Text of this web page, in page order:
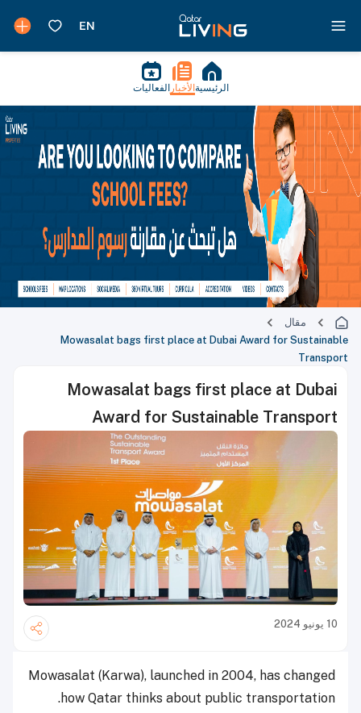
الرئيسية الأخبار الفعاليات
مقال
Mowasalat bags first place at Dubai Award for Sustainable
Transport
Mowasalat bags first place at Dubai
Award for Sustainable Transport
10 يونيو 2024
Mowasalat (Karwa), launched in 2004, has changed
how Qatar thinks about public transportation.